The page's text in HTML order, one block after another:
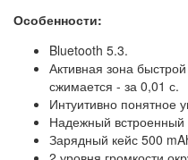
Особенности:
Bluetooth 5.3.
Активная зона
сжимается - за 0,01 с.
Интуитивно понятное
Надежный встроенный
Зарядный кейс 500